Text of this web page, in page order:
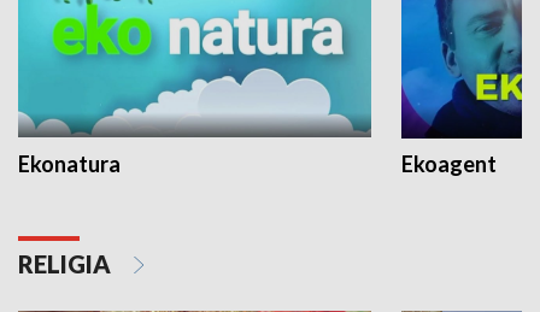
Ekonatura Ekoagent
RELIGIA